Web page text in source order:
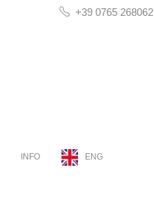
+39 0765 268062
INFO ENG